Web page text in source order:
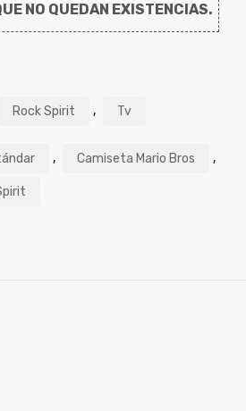
NO QUEDAN EXISTENCIAS.
Rock Spirit , Tv
, Camiseta Mario Bros ,